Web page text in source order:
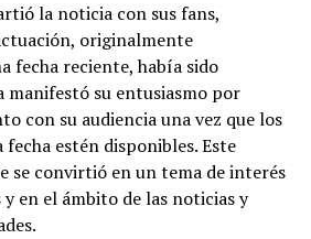
la noticia con sus fans,
originalmente
fecha reciente, había sido
manifestó su entusiasmo por
con su audiencia una vez que los
fecha estén disponibles. Este
se convirtió en un tema de interés
en el ámbito de las noticias y